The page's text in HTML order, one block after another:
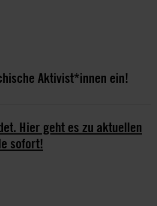
Aktivist*innen ein!
Hier geht es zu aktuellen
sofort!